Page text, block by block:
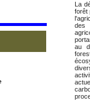
La
forêt
des
au